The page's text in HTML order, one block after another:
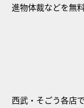
進物体裁などを無
西武・そごう各店